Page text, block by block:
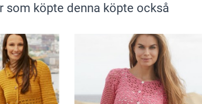
som köpte denna köpte också